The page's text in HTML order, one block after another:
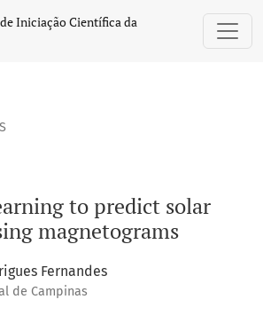
to predict solar explosions using
Iniciação Científica da
to predict solar
magnetograms
Fernandes
de Campinas